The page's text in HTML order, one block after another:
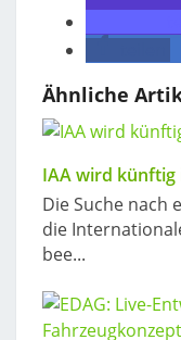
Ähnliche
IAA wird
Die Suche nach
die
bee...